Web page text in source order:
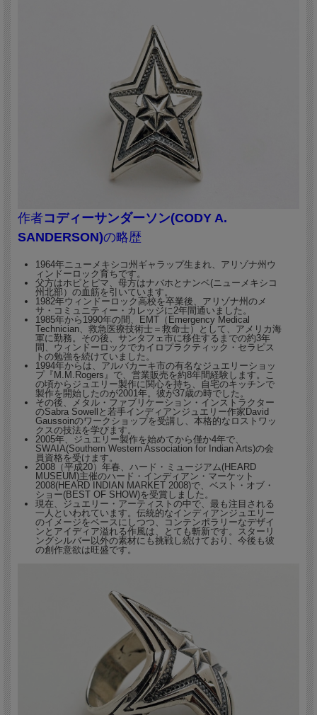
現在、インディアンジュエリー・アーティストの
中で最も注目されている一人、アリゾナ州ハー
ド・ミュージアム主催のショーで『2008年ベス
ト・オブ・ショー』を受賞したコディーサンダー
ソンさんの、代表的なスターデザイン作品です。
シャープでコンテンポラリーな独特の雰囲気が人
独創的な彼のフィーリングから生まれたスクエア
リングは、抜群のフィット感があります。
作者コディーサンダーソン(CODY A.
SANDERSON)の略歴
1964年ニューメキシコ州ギャラップ生まれ、アリゾナ州ウ
ィンドーロック育ちです。
父方はホピとピマ、母方はナバホとナンベ(ニューメキシコ
州北部）の血筋を引いています。
1982年ウィンドーロック高校を卒業後、アリゾナ州のメ
サ・コミュニティー・カレッジに2年間通いました。
1985年から1990年の間、EMT（Emergency Medical
Technician、救急医療技術士＝救命士）として、アメリカ海
軍に勤務。その後、サンタフェ市に移住するまでの約3年
間、ウィンドーロックでカイロプラクティック・セラピス
トの勉強を続けていました。
1994年からは、アルバカーキ市の有名なジュエリーショッ
プ『M.M.Rogers』で、営業販売を約8年間経験します。こ
の頃からジュエリー製作に関心を持ち、自宅のキッチンで
製作を開始したのが2001年。彼が37歳の時でした。
その後、メタル・ファブリケーション・インストラクター
のSabra Sowellと若手インディアンジュエリー作家David
Gaussoinのワークショップを受講し、本格的なロストワッ
クスの技法を学びます。
2005年、ジュエリー製作を始めてから僅か4年で、
SWAIA(Southern Western Association for Indian Arts)の会
員資格を受けます。
2008（平成20）年春、ハード・ミュージアム(HEARD
MUSEUM)主催のハード・インディアン・マーケット
2008(HEARD INDIAN MARKET 2008)で、ベスト・オブ・
ショー(BEST OF SHOW)を受賞しました。
現在、ジュエリー・アーティストの中で、最も注目される
一人といわれています。伝統的なインディアンジュエリー
のイメージをベースにしつつ、コンテンポラリーなデザイ
ンとアイディア溢れる作風は、とても斬新です。スターリ
ングシルバー以外の素材にも挑戦し続けており、今後も彼
の創作意欲は旺盛です。